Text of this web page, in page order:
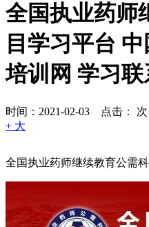
全国执业药师
目学习平台
培训网 学习
时间：2021-02-03 点击：
+ 大
全国执业药师继续教育公需